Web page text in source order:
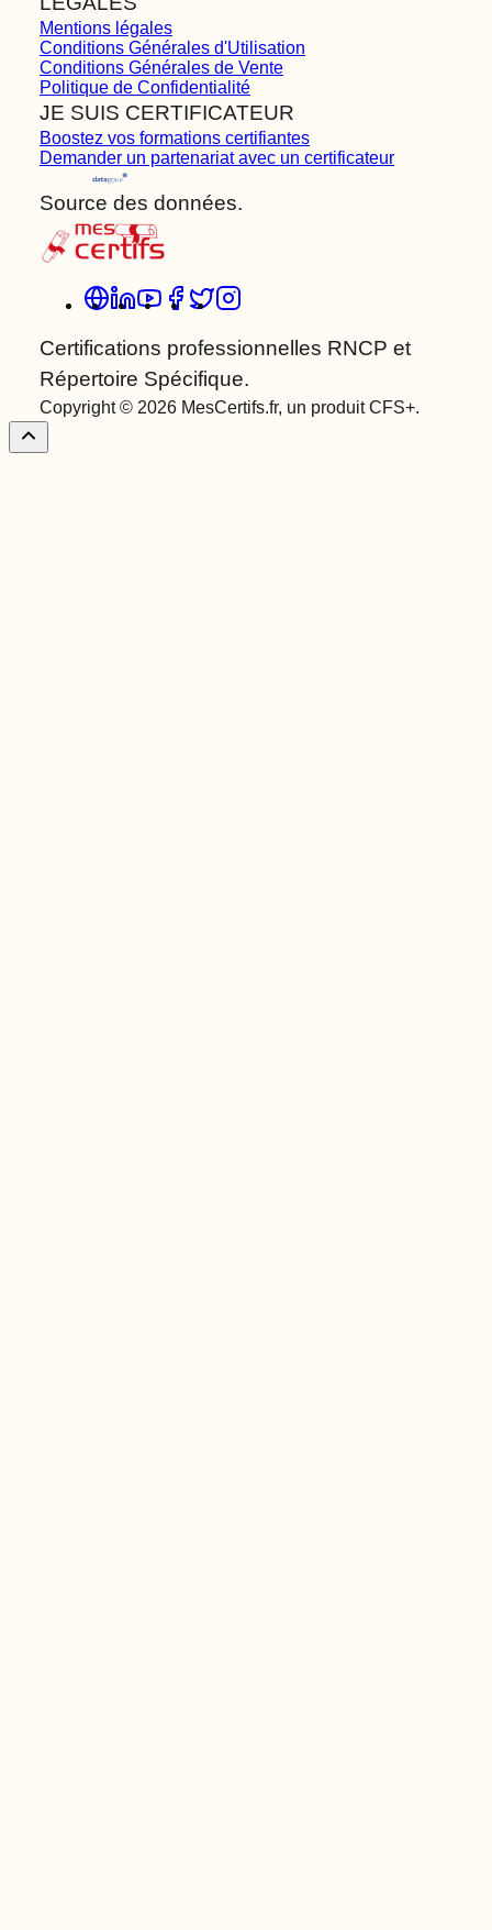
Mentions légales
Conditions Générales d'Utilisation
Conditions Générales de Vente
Politique de Confidentialité
JE SUIS CERTIFICATEUR
Boostez vos formations certifiantes
Demander un partenariat avec un certificateur
Source des données.
Certifications professionnelles RNCP et
Répertoire Spécifique.
Copyright © 2026 MesCertifs.fr, un produit CFS+.